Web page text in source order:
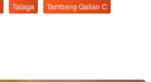
Talaga
Tambang Galian C